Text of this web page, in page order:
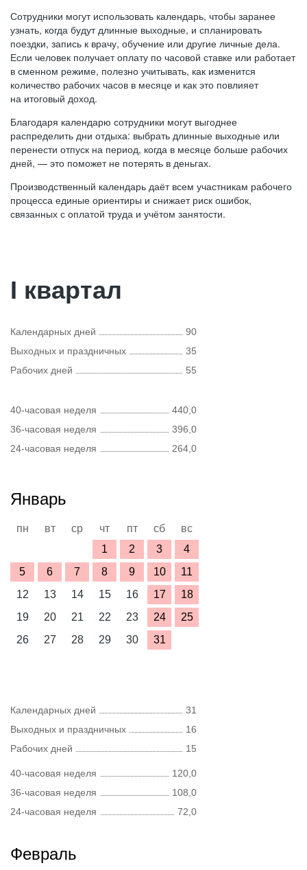
Сотрудники могут использовать календарь, чтобы заранее
узнать, когда будут длинные выходные, и спланировать
поездки, запись к врачу, обучение или другие личные дела.
Если человек получает оплату по часовой ставке или работает
в сменном режиме, полезно учитывать, как изменится
количество рабочих часов в месяце и как это повлияет
на итоговый доход.
Благодаря календарю сотрудники могут выгоднее
распределить дни отдыха: выбрать длинные выходные или
перенести отпуск на период, когда в месяце больше рабочих
дней, — это поможет не потерять в деньгах.
Производственный календарь даёт всем участникам рабочего
процесса единые ориентиры и снижает риск ошибок,
связанных с оплатой труда и учётом занятости.
I квартал
Календарных дней
90
Выходных и праздничных
35
Рабочих дней
55
40-часовая неделя
440,0
36-часовая неделя
396,0
24-часовая неделя
264,0
Январь
пн вт ср чт пт сб
вс
1
2 3
4
5
6 7 8 9 10
11
12
13 14 15 16 17
18
19
20 21 22 23 24
25
26
27 28 29 30 31
Календарных дней
31
Выходных и праздничных
16
Рабочих дней
15
40-часовая неделя
120,0
36-часовая неделя
108,0
24-часовая неделя
72,0
Февраль